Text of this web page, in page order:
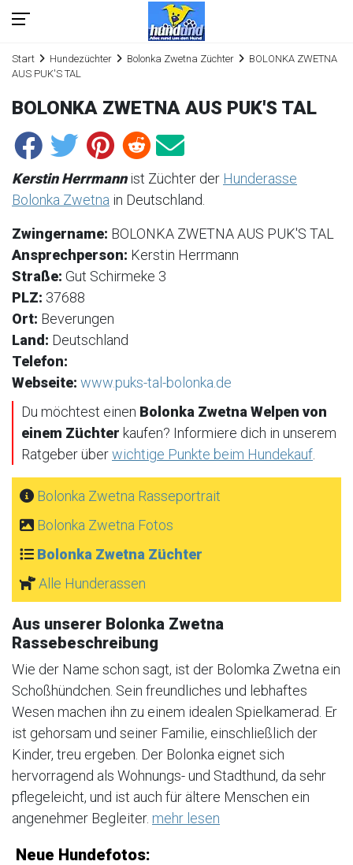
Start Hundezüchter Bolonka Zwetna Züchter
BOLONKA ZWETNA
AUS PUK'S TAL
BOLONKA ZWETNA AUS PUK'S TAL
Kerstin Herrmannist Züchter der Hunderasse
Bolonka Zwetna in Deutschland.
Zwingername: BOLONKA ZWETNA AUS PUK'S TAL
Ansprechperson: Kerstin Herrmann
Straße: Gut Schirmeke 3
PLZ: 37688
Ort: Beverungen
Land: Deutschland
Telefon:
Webseite: www.puks-tal-bolonka.de
Du möchtest einen Bolonka Zwetna Welpen von
einem Züchter kaufen? Informiere dich in unserem
Ratgeber überwichtige Punkte beim Hundekauf
Bolonka Zwetna Rasseportrait
Bolonka Zwetna Fotos
Bolonka Zwetna Züchter
Alle Hunderassen
Aus unserer Bolonka Zwetna
Rassebeschreibung
Wie der Name schon sagt, ist der Bolomka Zwetna ein
Schoßhündchen. Sein freundliches und lebhaftes
Wesen machen ihn zu einem idealen Spielkamerad. Er
ist gehorsam und seiner Familie, einschließlich der
Kinder, treu ergeben. Der Bolonka eignet sich
hervorragend als Wohnungs- und Stadthund, da sehr
pflegeleicht, und ist auch für ältere Menschen ein
angenehmer Begleiter. mehr lesen
Neue Hundefotos: